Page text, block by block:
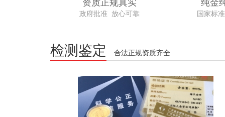
政府批准 放心可靠 国家标
检测鉴定 合法正规资质齐全